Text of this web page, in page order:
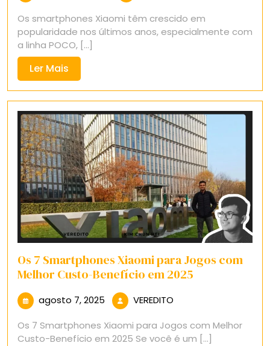
2025
Os smartphones Xiaomi têm crescido em
popularidade nos últimos anos, especialmente com
a linha POCO, [...]
Ler Mais
Mais
Os 7 Smartphones Xiaomi para Jogos com
Melhor Custo-Benefício em 2025
agosto 7, 2025 agosto
2025
VEREDITO
Os 7 Smartphones Xiaomi para Jogos com Melhor
Custo-Benefício em 2025 Se você é um [...]